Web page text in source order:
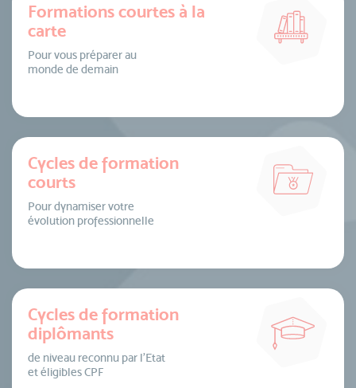
Formations courtes à la
carte
Pour vous préparer au
monde de demain
Cycles de formation
courts
Pour dynamiser votre
évolution professionnelle
Cycles de formation
diplômants
de niveau reconnu par l’Etat
et éligibles CPF